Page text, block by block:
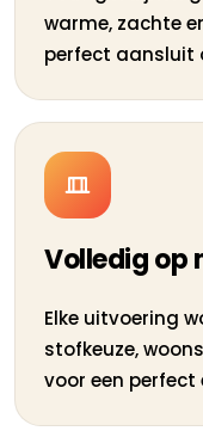
warme, zachte
perfect aansluit
Volledig op
Elke uitvoering
stofkeuze,
voor een